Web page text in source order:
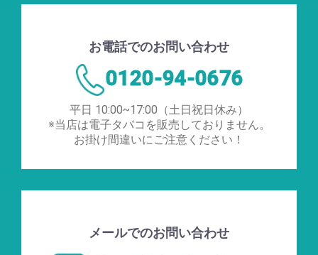
お電話でのお問い合わせ
0120-94-0676
平日 10:00~17:00（土日祝日休み）
※当店は電子タバコを販売しておりません。
お掛け間違いにご注意ください！
メールでのお問い合わせ